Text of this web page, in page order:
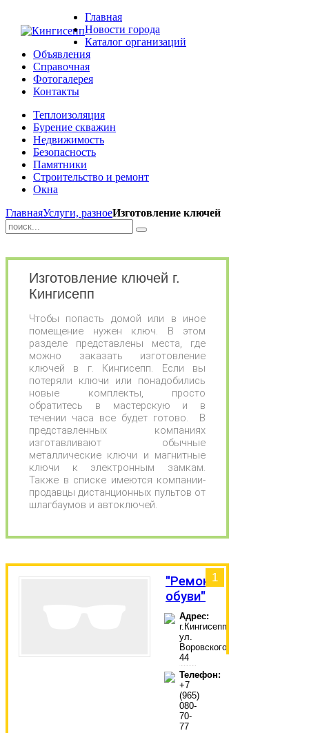
Главная
Новости города
Каталог организаций
Объявления
Справочная
Фотогалерея
Контакты
Теплоизоляция
Бурение скважин
Недвижимость
Безопасность
Памятники
Строительство и ремонт
Окна
ГлавнаяУслуги, разноеИзготовление ключей
Изготовление ключей г.
Кингисепп
Чтобы попасть домой или в иное
помещение нужен ключ. В этом
разделе представлены места, где
можно заказать изготовление
ключей в г. Кингисепп. Если вы
потеряли ключи или понадобились
новые комплекты, просто
обратитесь в мастерскую и в
течении часа все будет готово. В
представленных компаниях
изготавливают обычные
металлические ключи и магнитные
ключи к электронным замкам.
Также в списке имеются компании-
продавцы дистанционных пультов от
шлагбаумов и автоключей.
1
"Ремонт
обуви"
Адрес:
г.Кингисепп,
ул.
Воровского,
44
Телефон:
+7
(965)
080-
70-
77